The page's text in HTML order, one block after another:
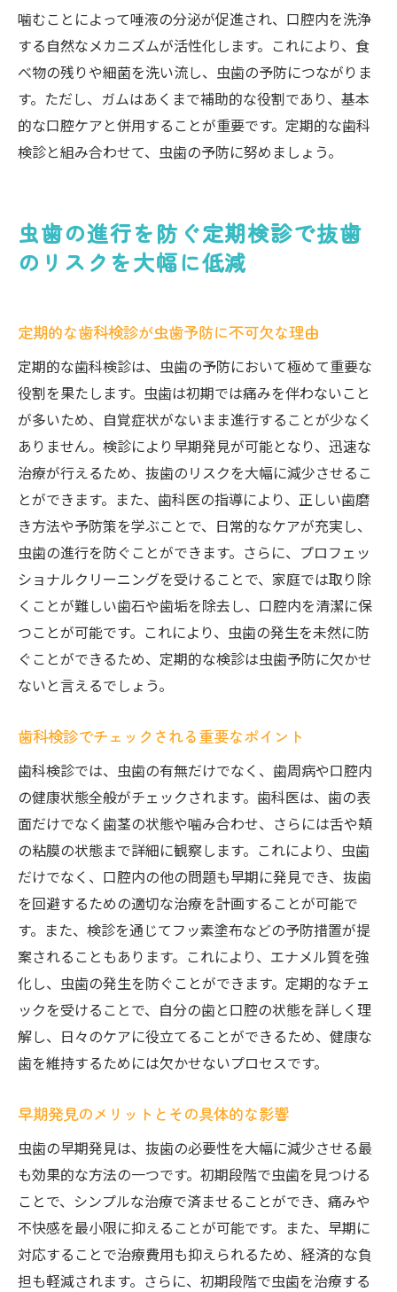
噛むことによって唾液の分泌が促進され、口腔内を洗浄
する自然なメカニズムが活性化します。これにより、食
べ物の残りや細菌を洗い流し、虫歯の予防につながりま
す。ただし、ガムはあくまで補助的な役割であり、基本
的な口腔ケアと併用することが重要です。定期的な歯科
検診と組み合わせて、虫歯の予防に努めましょう。
虫歯の進行を防ぐ定期検診で抜歯
のリスクを大幅に低減
定期的な歯科検診が虫歯予防に不可欠な理由
定期的な歯科検診は、虫歯の予防において極めて重要な
役割を果たします。虫歯は初期では痛みを伴わないこと
が多いため、自覚症状がないまま進行することが少なく
ありません。検診により早期発見が可能となり、迅速な
治療が行えるため、抜歯のリスクを大幅に減少させるこ
とができます。また、歯科医の指導により、正しい歯磨
き方法や予防策を学ぶことで、日常的なケアが充実し、
虫歯の進行を防ぐことができます。さらに、プロフェッ
ショナルクリーニングを受けることで、家庭では取り除
くことが難しい歯石や歯垢を除去し、口腔内を清潔に保
つことが可能です。これにより、虫歯の発生を未然に防
ぐことができるため、定期的な検診は虫歯予防に欠かせ
ないと言えるでしょう。
歯科検診でチェックされる重要なポイント
歯科検診では、虫歯の有無だけでなく、歯周病や口腔内
の健康状態全般がチェックされます。歯科医は、歯の表
面だけでなく歯茎の状態や噛み合わせ、さらには舌や頬
の粘膜の状態まで詳細に観察します。これにより、虫歯
だけでなく、口腔内の他の問題も早期に発見でき、抜歯
を回避するための適切な治療を計画することが可能で
す。また、検診を通じてフッ素塗布などの予防措置が提
案されることもあります。これにより、エナメル質を強
化し、虫歯の発生を防ぐことができます。定期的なチェ
ックを受けることで、自分の歯と口腔の状態を詳しく理
解し、日々のケアに役立てることができるため、健康な
歯を維持するためには欠かせないプロセスです。
早期発見のメリットとその具体的な影響
虫歯の早期発見は、抜歯の必要性を大幅に減少させる最
も効果的な方法の一つです。初期段階で虫歯を見つける
ことで、シンプルな治療で済ませることができ、痛みや
不快感を最小限に抑えることが可能です。また、早期に
対応することで治療費用も抑えられるため、経済的な負
担も軽減されます。さらに、初期段階で虫歯を治療する